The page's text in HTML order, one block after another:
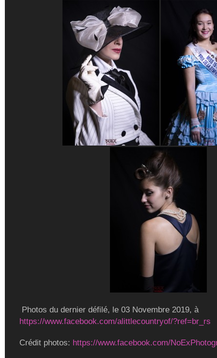
Photos du dernier défilé, le 03 Novembre 2019, à
https://www.facebook.com/alittlecountryof/?ref=br_rs
Crédit photos: https://www.facebook.com/